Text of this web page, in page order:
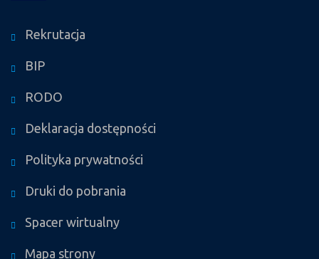
Rekrutacja
BIP
RODO
Deklaracja dostępności
Polityka prywatności
Druki do pobrania
Spacer wirtualny
Mapa strony